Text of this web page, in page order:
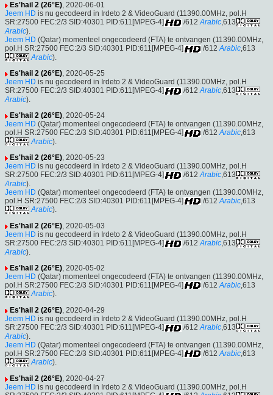
Es'hail 2 (26°E), 2020-06-01
Jeem HD is nu gecodeerd in Irdeto 2 & VideoGuard (11390.00MHz, pol.H
SR:27500 FEC:2/3 SID:40301 PID:611[MPEG-4]
/612 Arabic,613
Arabic).
Jeem HD (Qatar) momenteel ongecodeerd (FTA) te ontvangen (11390.00MHz,
pol.H SR:27500 FEC:2/3 SID:40301 PID:611[MPEG-4]
/612 Arabic,613
Arabic).
Es'hail 2 (26°E), 2020-05-25
Jeem HD is nu gecodeerd in Irdeto 2 & VideoGuard (11390.00MHz, pol.H
SR:27500 FEC:2/3 SID:40301 PID:611[MPEG-4]
/612 Arabic,613
Arabic).
Es'hail 2 (26°E), 2020-05-24
Jeem HD (Qatar) momenteel ongecodeerd (FTA) te ontvangen (11390.00MHz,
pol.H SR:27500 FEC:2/3 SID:40301 PID:611[MPEG-4]
/612 Arabic,613
Arabic).
Es'hail 2 (26°E), 2020-05-23
Jeem HD is nu gecodeerd in Irdeto 2 & VideoGuard (11390.00MHz, pol.H
SR:27500 FEC:2/3 SID:40301 PID:611[MPEG-4]
/612 Arabic,613
Arabic).
Jeem HD (Qatar) momenteel ongecodeerd (FTA) te ontvangen (11390.00MHz,
pol.H SR:27500 FEC:2/3 SID:40301 PID:611[MPEG-4]
/612 Arabic,613
Arabic).
Es'hail 2 (26°E), 2020-05-03
Jeem HD is nu gecodeerd in Irdeto 2 & VideoGuard (11390.00MHz, pol.H
SR:27500 FEC:2/3 SID:40301 PID:611[MPEG-4]
/612 Arabic,613
Arabic).
Es'hail 2 (26°E), 2020-05-02
Jeem HD (Qatar) momenteel ongecodeerd (FTA) te ontvangen (11390.00MHz,
pol.H SR:27500 FEC:2/3 SID:40301 PID:611[MPEG-4]
/612 Arabic,613
Arabic).
Es'hail 2 (26°E), 2020-04-29
Jeem HD is nu gecodeerd in Irdeto 2 & VideoGuard (11390.00MHz, pol.H
SR:27500 FEC:2/3 SID:40301 PID:611[MPEG-4]
/612 Arabic,613
Arabic).
Jeem HD (Qatar) momenteel ongecodeerd (FTA) te ontvangen (11390.00MHz,
pol.H SR:27500 FEC:2/3 SID:40301 PID:611[MPEG-4]
/612 Arabic,613
Arabic).
Es'hail 2 (26°E), 2020-04-27
Jeem HD is nu gecodeerd in Irdeto 2 & VideoGuard (11390.00MHz, pol.H